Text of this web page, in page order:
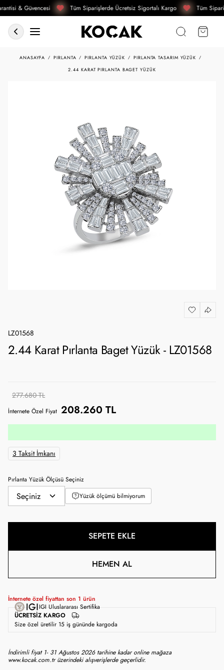
& Güvencesi Tüm Siparişlerde Ücretsiz Sigortalı Kargo Tüm
ANASAYFA PIRLANTA PIRLANTA YÜZÜK
PIRLANTA TASARIM YÜZÜK
2.44 KARAT PIRLANTA BAGET YÜZÜK
LZ01568
2.44 Karat Pırlanta Baget Yüzük - LZ01568
277.680 TL
İnternete Özel Fiyat 208.260 TL
3 Taksit İmkanı
Pırlanta Yüzük Ölçüsü Seçiniz
Yüzük ölçümü bilmiyorum
SEPETE EKLE
HEMEN AL
İnternete özel fiyattan son 1 ürün
ÜCRETSIZ KARGO
IGI Uluslararası Sertifika
Size özel üretilir 15 iş gününde kargoda
İndirimli fiyat 1- 31 Ağustos 2026 tarihine kadar online mağaza
www.kocak.com.tr üzerindeki alışverişlerde geçerlidir.